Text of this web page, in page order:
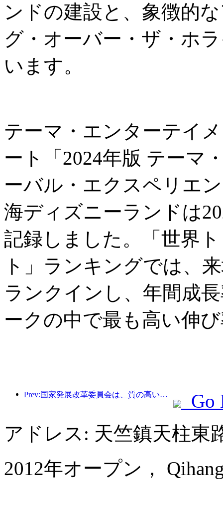
ンドの建設と、象徴的
グ・オーバー・ザ・ホ
います。
テーマ・エンターテイ
ート「2024年版 テーマ
ーバル・エクスペリエ
海ディズニーランドは
記録しました。「世界
ト」ランキングでは、
ランクインし、年間成
ークの中で最も高い伸
Prev:国家発展改革委員会は、質の高いアウトドアスポーツの目的地49か所の最初のバッチを発表しました。
Go
アドレス: 天竺鎮天柱東
2012年オープン，